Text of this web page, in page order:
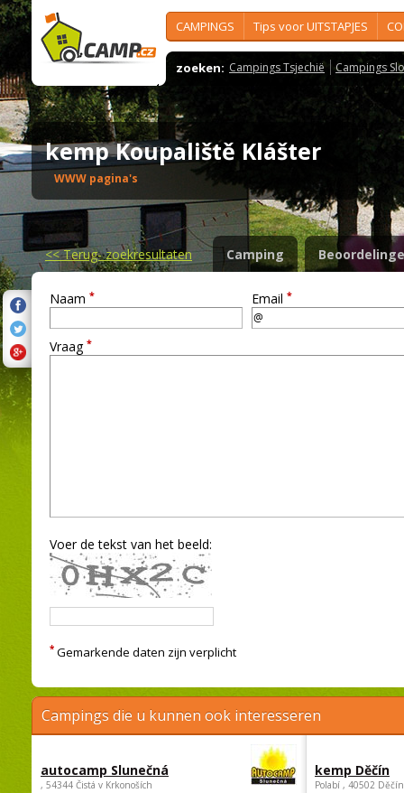
CAMPINGS Tips voor UITSTAPJES
zoeken: Campings Tsjechië Campings
kemp Koupaliště Klášter
WWW pagina's
<<Terug- zoekresultaten Camping
Naam * Email *
Vraag *
Voer de tekst van het beeld:
* Gemarkende daten zijn verplicht
Campings die u kunnen ook interesseren
autocamp Slunečná
, 54344 Čistá v Krkonoších
kemp Děčín
Polabí , 40502 Děčín